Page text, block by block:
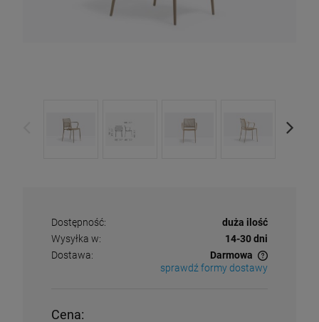
Dostępność:
duża ilość
Wysyłka w:
14-30 dni
Dostawa:
Darmowa
Cena nie zawiera ewentualnych kosztów płatności
sprawdź formy dostawy
Cena: